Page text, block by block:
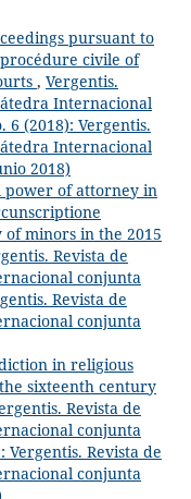
pursuant to
civile of
, Vergentis.
Internacional
6 (2018): Vergentis.
Internacional
2018)
power of attorney in
minors in the 2015
Revista de
conjunta
Revista de
conjunta
in religious
sixteenth century
Revista de
conjunta
Vergentis. Revista de
conjunta